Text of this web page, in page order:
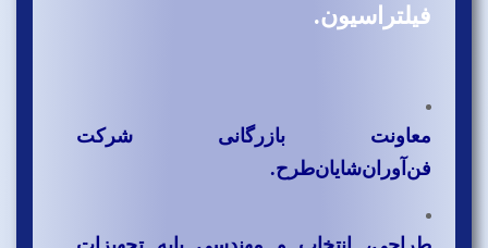
فیلتراسیون.
معاونت بازرگانی شرکت
فن‌آوران‌‌شایان‌طرح.